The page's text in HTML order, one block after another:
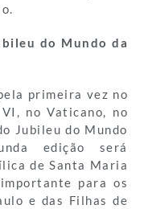
do Mundo da
primeira vez no
no Vaticano, no
Jubileu do Mundo
edição será
de Santa Maria
para os
e das Filhas de